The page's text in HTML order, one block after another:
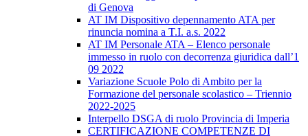
di Genova
AT IM Dispositivo depennamento ATA per
rinuncia nomina a T.I. a.s. 2022
AT IM Personale ATA – Elenco personale
immesso in ruolo con decorrenza giuridica dall’1
09 2022
Variazione Scuole Polo di Ambito per la
Formazione del personale scolastico – Triennio
2022-2025
Interpello DSGA di ruolo Provincia di Imperia
CERTIFICAZIONE COMPETENZE DI